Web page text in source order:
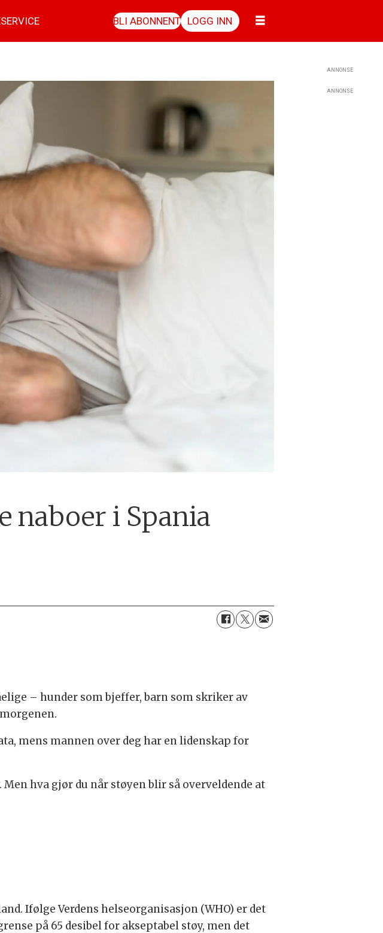
BLI ABONNENT LOGG INN
naboer i Spania
– hunder som bjeffer, barn som skriker av
mens mannen over deg har en lidenskap for
hva gjør du når støyen blir så overveldende at
Ifølge Verdens helseorganisasjon (WHO) er det
på 65 desibel for akseptabel støy, men det
ANNONSE
ANNONSE